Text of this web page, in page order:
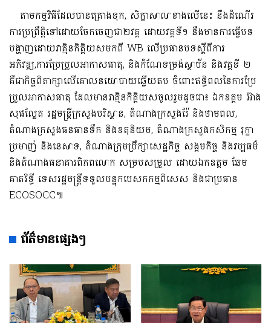
តាមកម្មវិធីដែលបានគ្រោងទុក, សិក្ខាសាលាខាងលើនេះ នឹងដំណើរ
ការប្រព្រឹត្តិទៅដោយចែកចេញជា២វគ្គ ដោយវគ្គទី១ នឹងមានការធ្វើបទ
បង្ហាញដោយវាគ្មិនកិត្តិយសមកពី WB លើប្រធានបទស្តីពីការ
អភិវឌ្ឍ,ការប្រែប្រួលអាកាសធាតុ, និងកំណែទម្រង់ស្ថាប័ន និងវគ្គទី ២
គឺជាកិច្ចពិភាក្សាលើគោលនយោបាយឆ្លើយតប ចំពោះឥទ្ធិពលនៃការប្រែ
ប្រួលអាកាសធាតុ ដែលមានវាគ្មិនកិត្តិយសចូលរួមដូចជា៖ ឯកឧត្តម អ៊ាង
សុផល្លែត រដ្ឋមន្ត្រីក្រសួងបរិស្ថាន, តំណាងក្រសួងរ៉ែ និងថាមពល,
តំណាងក្រសួងធនធានទឹក និងឧតុនិយម, តំណាងក្រសួងកសិកម្ម រុក្ខា
ប្រមាញ់ និងនេសាទ, តំណាងក្រុមប្រឹក្សាសេដ្ឋកិច្ច សង្គមកិច្ច និងវប្បធម៌
និងតំណាងធនាគារពិភពលោក សម្របសម្រួល ដោយឯកឧត្តម ឆែម
គាតរិទ្ធី ទេសរដ្ឋមន្ត្រីទទួលបន្ទុកបេសកកម្មពិសេស និងជាប្រធាន
ECOSOCC៕
ព័ត៌មានផ្សេងៗ